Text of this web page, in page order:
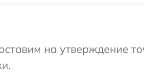
на утверждение